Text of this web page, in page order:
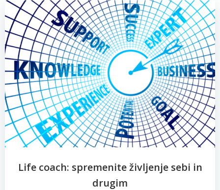
Life coach: spremenite življenje sebi in
drugim